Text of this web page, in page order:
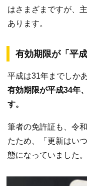
はさまざまですが、
あります。
有効期限が「平
平成は31年までしか
有効期限が平成34年
す。
筆者の免許証も、令
たため、「更新はい
態になっていました。